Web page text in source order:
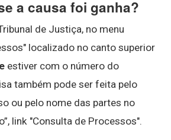
a causa foi ganha?
de Justiça, no menu
localizado no canto superior
estiver com o número do
também pode ser feita pelo
ou pelo nome das partes no
link "Consulta de Processos".